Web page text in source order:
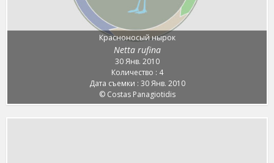
Красноносый нырок
Netta rufina
30 Янв. 2010
Количество : 4
Дата съемки : 30 Янв. 2010
© Costas Panagiotidis